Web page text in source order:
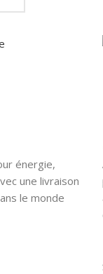
énergie,
une livraison
le monde